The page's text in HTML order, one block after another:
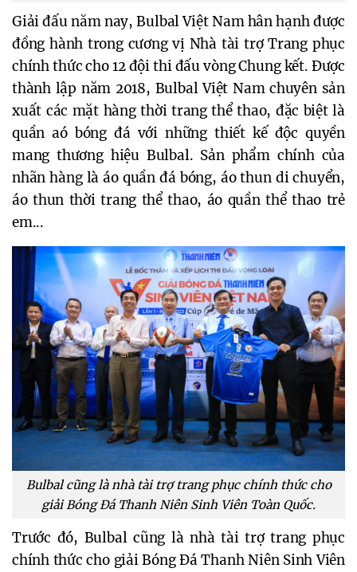
Giải đấu năm nay, Bulbal Việt Nam hân hạnh được
đồng hành trong cương vị Nhà tài trợ Trang phục
chính thức cho 12 đội thi đấu vòng Chung kết. Được
thành lập năm 2018, Bulbal Việt Nam chuyên sản
xuất các mặt hàng thời trang thể thao, đặc biệt là
quần aó bóng đá với những thiết kế độc quyền
mang thương hiệu Bulbal. Sản phẩm chính của
nhãn hàng là áo quần đá bóng, áo thun di chuyển,
áo thun thời trang thể thao, áo quần thể thao trẻ
em...
Bulbal cũng là nhà tài trợ trang phục chính thức cho
giải Bóng Đá Thanh Niên Sinh Viên Toàn Quốc.
Trước đó, Bulbal cũng là nhà tài trợ trang phục
chính thức cho giải Bóng Đá Thanh Niên Sinh Viên